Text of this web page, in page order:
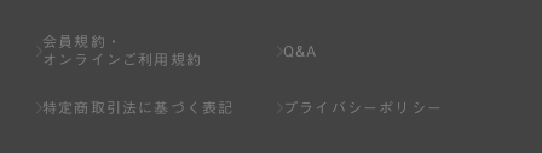
会員規約・
オンラインご利用規約
Q&A
特定商取引法に基づく表記 プライバシーポリシー